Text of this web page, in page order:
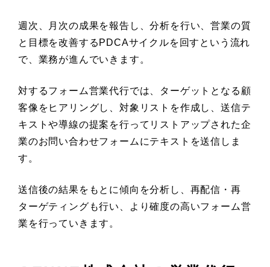
週次、月次の成果を報告し、分析を行い、営業の質
と目標を改善するPDCAサイクルを回すという流れ
で、業務が進んでいきます。
対するフォーム営業代行では、ターゲットとなる顧
客像をヒアリングし、対象リストを作成し、送信テ
キストや導線の提案を行ってリストアップされた企
業のお問い合わせフォームにテキストを送信しま
す。
送信後の結果をもとに傾向を分析し、再配信・再
ターゲティングも行い、より確度の高いフォーム営
業を行っていきます。